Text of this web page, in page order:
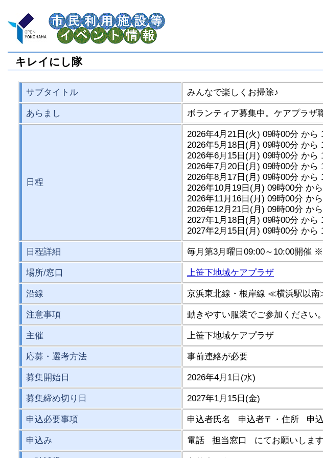
キレイにし隊
サブタイトル みんなで楽しくお掃除♪
あらまし ボランティア募集中。ケアプラザ
日程
2026年4月21日(火) 09時00分 から
2026年5月18日(月) 09時00分 から
2026年6月15日(月) 09時00分 から
2026年7月20日(月) 09時00分 から
2026年8月17日(月) 09時00分 から
2026年10月19日(月) 09時00分 か
2026年11月16日(月) 09時00分 か
2026年12月21日(月) 09時00分 か
2027年1月18日(月) 09時00分 から
2027年2月15日(月) 09時00分 から
日程詳細 毎月第3月曜日09:00～10:00開催
場所/窓口 上笹下地域ケアプラザ
沿線 京浜東北線・根岸線 ≪横浜駅以
注意事項 動きやすい服装でご参加ください
主催 上笹下地域ケアプラザ
応募・選考方法 事前連絡が必要
募集開始日 2026年4月1日(水)
募集締め切り日 2027年1月15日(金)
申込必要事項 申込者氏名 申込者〒・住所 申
申込み 電話 担当窓口 にてお願いします